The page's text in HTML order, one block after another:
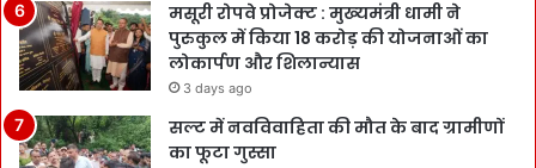
मसूरी रोपवे प्रोजेक्ट : मुख्‍यमंत्री धामी ने
पुरुकुल में किया 18 करोड़ की योजनाओं का
लोकार्पण और शिलान्यास
3 days ago
सल्ट में नवविवाहिता की मौत के बाद ग्रामीणों
का फूटा गुस्सा